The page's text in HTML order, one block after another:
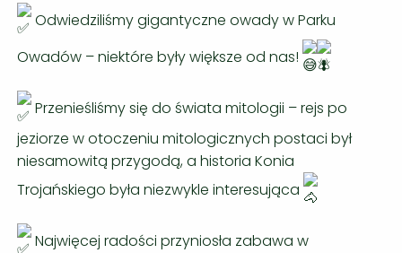
Odwiedziliśmy gigantyczne owady w Parku
Owadów – niektóre były większe od nas!
Przenieśliśmy się do świata mitologii – rejs po
jeziorze w otoczeniu mitologicznych postaci był
niesamowitą przygodą, a historia Konia
Trojańskiego była niezwykle interesująca
Najwięcej radości przyniosła zabawa w